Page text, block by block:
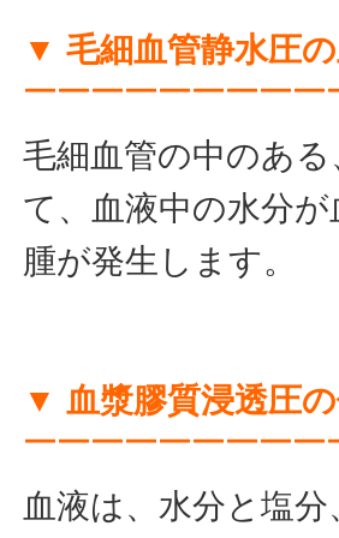
▼ 毛細血管静水圧
￣￣￣￣￣￣￣￣￣
毛細血管の中のある
て、血液中の水分
腫が発生します。
▼ 血漿膠質浸透圧
￣￣￣￣￣￣￣￣￣
血液は、水分と塩